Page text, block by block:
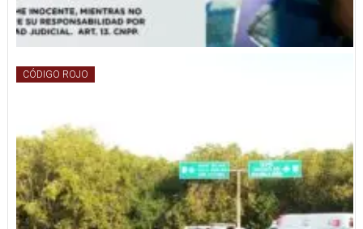
CÓDIGO ROJO